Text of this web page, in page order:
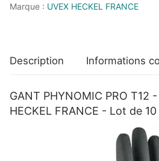
UVEX
-
10
Marque : UVEX HECKEL FRANCE
Description Informations
GANT PHYNOMIC PRO T12
HECKEL FRANCE - Lot de 10